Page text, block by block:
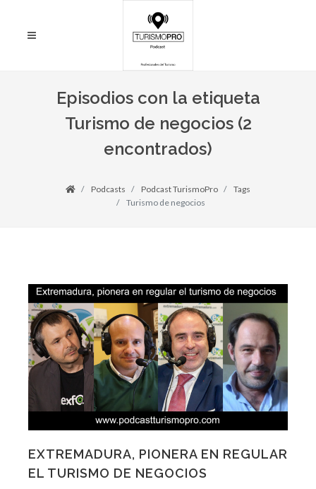
Episodios con la etiqueta
Turismo de negocios (2
encontrados)
Podcasts Podcast TurismoPro
Tags
Turismo de negocios
EXTREMADURA, PIONERA EN REGULAR
EL TURISMO DE NEGOCIOS